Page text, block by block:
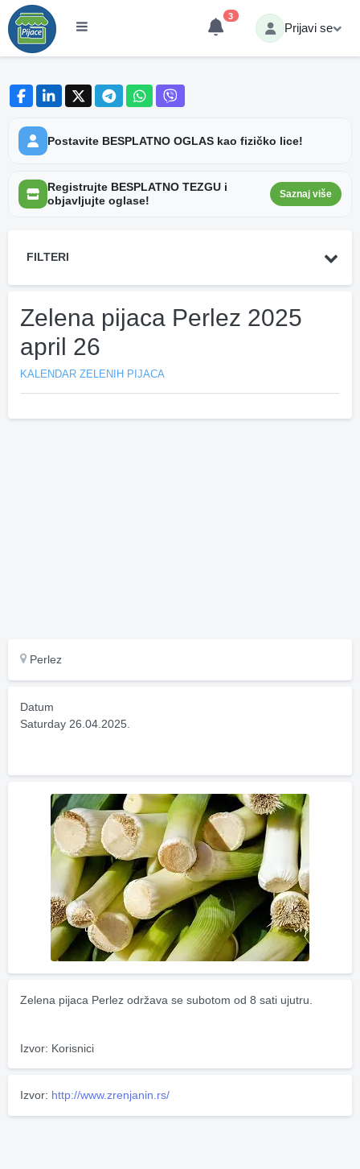
3
Prijavi se
Postavite BESPLATNO OGLAS kao fizičko lice!
Registrujte BESPLATNO TEZGU i
objavljujte oglase!
Saznaj više
FILTERI
Zelena pijaca Perlez 2025
april 26
KALENDAR ZELENIH PIJACA
Perlez
Datum
Saturday 26.04.2025.
Zelena pijaca Perlez održava se subotom od 8 sati ujutru.
Izvor: Korisnici
Izvor: http://www.zrenjanin.rs/